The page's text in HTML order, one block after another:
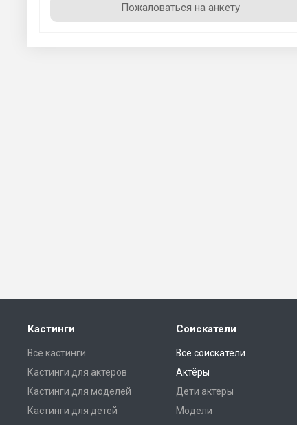
Пожаловаться на анкету
Кастинги
Все кастинги
Кастинги для актеров
Кастинги для моделей
Кастинги для детей
Соискатели
Все соискатели
Актёры
Дети актеры
Модели